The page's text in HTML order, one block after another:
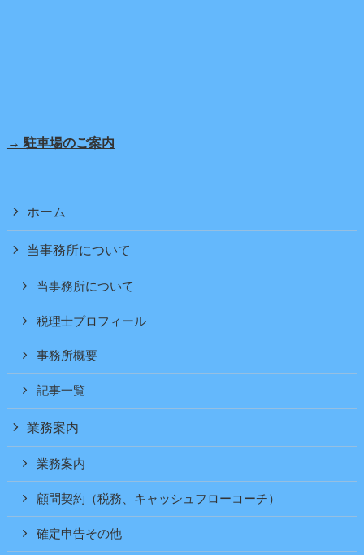
→ 駐車場のご案内
ホーム
当事務所について
当事務所について
税理士プロフィール
事務所概要
記事一覧
業務案内
業務案内
顧問契約（税務、キャッシュフローコーチ）
確定申告その他